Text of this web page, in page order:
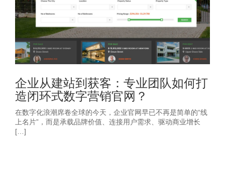
企业从建站到获客：专业团队如何打
造闭环式数字营销官网？
在数字化浪潮席卷全球的今天，企业官网早已不再是简单的“线
上名片”，而是承载品牌价值、连接用户需求、驱动商业增长
[…]